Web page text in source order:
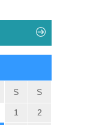
S S
1
2